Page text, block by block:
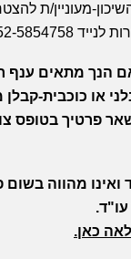
מעוניין/ת
ירון .
הנך מתאים ענף
או כוכבית-קבלן
פרטיך בטופס
ואינו מהווה בשום
עו"ד.
כאן.